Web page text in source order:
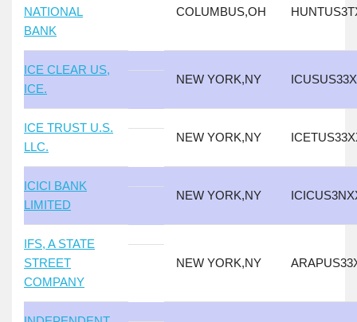
NATIONAL
BANK
COLUMBUS,OH
ICE CLEAR US,
ICE.
NEW YORK,NY
ICE TRUST U.S.
LLC.
NEW YORK,NY
ICICI BANK
LIMITED
NEW YORK,NY
IFS, A STATE
STREET
COMPANY
NEW YORK,NY